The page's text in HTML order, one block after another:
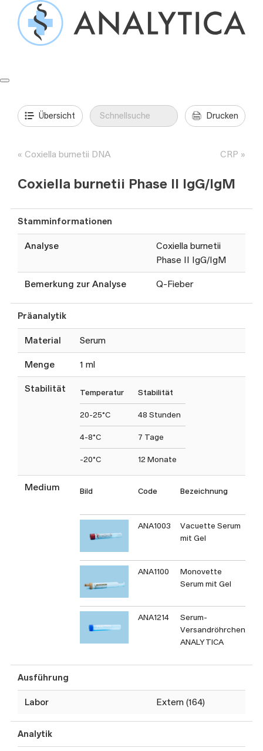
Springe
Inhalt
Übersicht Drucken
Coxiella burnetii DNA CRP
Coxiella burnetii Phase II IgG/IgM
Stamminformationen
Analyse
Coxiella burnetii
Phase II IgG/IgM
Bemerkung zur Analyse Q-Fieber
Präanalytik
Material Serum
Menge 1 ml
Stabilität Temperatur Stabilität
20-25°C 48 Stunden
4-8°C 7 Tage
-20°C 12 Monate
Medium Bild Code Bezeichnung
ANA1003
Vacuette Serum
mit Gel
ANA1100
Monovette
Serum mit Gel
ANA1214
Serum-
Versandröhrchen
ANALYTICA
Ausführung
Labor Extern (164)
Analytik